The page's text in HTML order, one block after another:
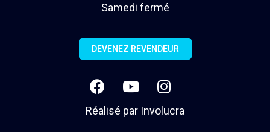
Samedi fermé
DEVENEZ REVENDEUR
Réalisé par Involucra